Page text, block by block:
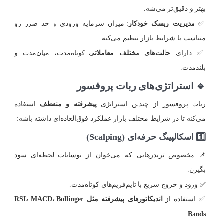
بهتر و دقیق‌تر می‌شه.
✅ مدیریت ریسک خودکار : میزان سرمایه ورودی و حد ضرر رو
متناسب با شرایط بازار تنظیم می‌کنه.
✅ دارای حالت‌های مختلف معاملاتی: کوتاه‌مدت، میان‌مدت و
بلندمدت.
🔹 استراتژی‌های ربات پروفسور
ربات پروفسور از چندین استراتژیپیشرفته و منعطف استفاده
می‌کنه تا در شرایط مختلف بازار عملکرد فوق‌العاده‌ای داشته باشه:
1️⃣ اسکالپینگ حرفه‌ای (Scalping)
📌 مخصوص تریدرهایی که می‌خوان از نوسانات لحظه‌ای سود
بگیرن.
✅ ورود و خروج سریع با تایم‌فریم‌های کوتاه‌مدت.
✅ استفاده از
اندیکاتورهای پیشرفته مثل RSI، MACD، Bollinger
Bands
.